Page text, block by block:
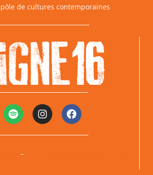
de cultures contemporaines
–